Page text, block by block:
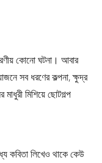
কোনো ঘটনা। আবার
সব ধরণের কল্পনা, ক্ষুদ্র
মাধুরী মিশিয়ে ছোটগল্প
কবিতা লিখেও থাকে কেউ